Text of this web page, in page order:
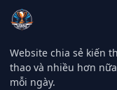
Website chia sẻ kiến
thao và nhiều hơn
mỗi ngày.